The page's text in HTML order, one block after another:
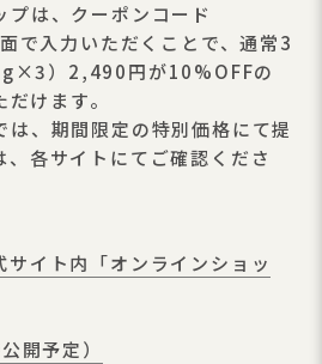
プは、クーポンコード
で入力いただくことで、通常3
）2,490円が10%OFFの
けます。
は、期間限定の特別価格にて提
各サイトにてご確認くださ
サイト内「オンラインショッ
開予定）